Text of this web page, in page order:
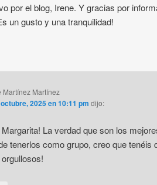
por el blog, Irene. Y gracias por
un gusto y una tranquilidad!
Martínez Martínez
2025 en 10:11 pm dijo:
La verdad que son los
tenerlos como grupo, creo que tenéis